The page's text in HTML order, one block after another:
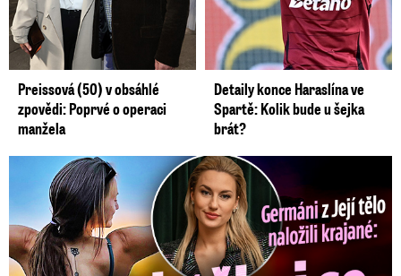
Preissová (50) v obsáhlé
zpovědi: Poprvé o operaci
manžela
Detaily konce Haraslína ve
Spartě: Kolik bude u šejka
brát?
Germáni z Jejího těla: Odstěhuj se, vzkázali jí krajané